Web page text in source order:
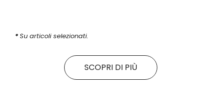
*Su articoli selezionati.
SCOPRI DI PIÙ